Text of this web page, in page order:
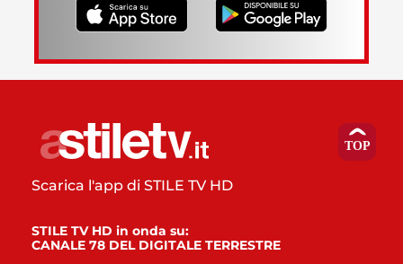
Scarica l'app di STILE TV HD
STILE TV HD in onda su:
CANALE 78 DEL DIGITALE TERRESTRE